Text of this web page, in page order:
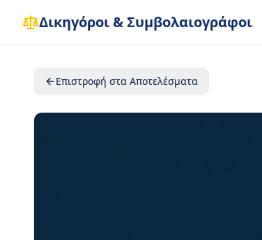
Δικηγόροι & Συμβολαιογράφοι
Επιστροφή στα Αποτελέσματα